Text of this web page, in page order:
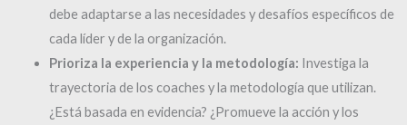
debe adaptarse a las necesidades y desafíos específicos de
cada líder y de la organización.
Prioriza la experiencia y la metodología: Investiga la
trayectoria de los coaches y la metodología que utilizan.
¿Está basada en evidencia? ¿Promueve la acción y los